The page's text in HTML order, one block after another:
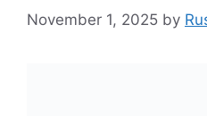
November 1, 2025 by